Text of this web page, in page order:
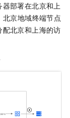
部署在北京和上
京地域终端节点
北京和上海的访